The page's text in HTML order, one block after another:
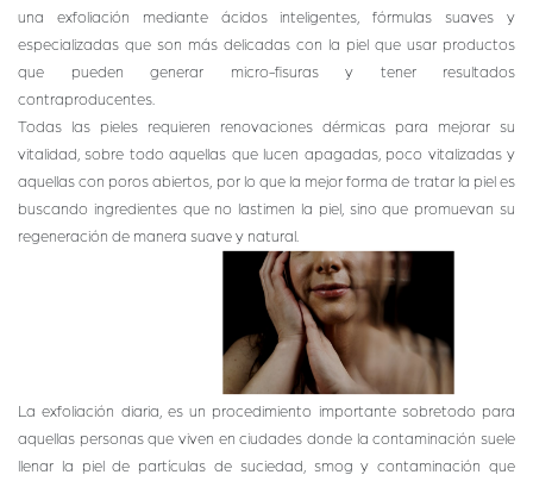
una exfoliación mediante ácidos inteligentes, fórmulas suaves y
especializadas que son más delicadas con la piel que usar productos
que pueden generar micro-fisuras y tener resultados
contraproducentes.
Todas las pieles requieren renovaciones dérmicas para mejorar su
vitalidad, sobre todo aquellas que lucen apagadas, poco vitalizadas y
aquellas con poros abiertos, por lo que la mejor forma de tratar la piel es
buscando ingredientes que no lastimen la piel, sino que promuevan su
regeneración de manera suave y natural.
La exfoliación diaria, es un procedimiento importante sobretodo para
aquellas personas que viven en ciudades donde la contaminación suele
llenar la piel de partículas de suciedad, smog y contaminación que